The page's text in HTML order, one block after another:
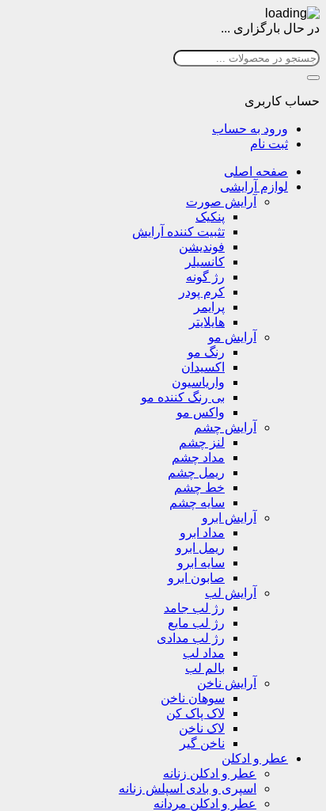
در حال بارگزاری ...
حساب کاربری
ورود به حساب
ثبت نام
صفحه اصلی
لوازم آرایشی
آرایش صورت
پنکیک
تثبیت کننده آرایش
فوندیشن
کانسیلر
رژ گونه
کرم پودر
پرایمر
هایلایتر
آرایش مو
رنگ مو
اکسیدان
واریاسیون
بی رنگ کننده مو
واکس مو
آرایش چشم
لنز چشم
مداد چشم
ریمل چشم
خط چشم
سایه چشم
آرایش ابرو
مداد ابرو
ریمل ابرو
سایه ابرو
صابون ابرو
آرایش لب
رژ لب جامد
رژ لب مایع
رژ لب مدادی
مداد لب
بالم لب
آرایش ناخن
سوهان ناخن
لاک پاک کن
لاک ناخن
ناخن گیر
عطر و ادکلن
عطر و ادکلن زنانه
اسپری و بادی اسپلش زنانه
عطر و ادکلن مردانه